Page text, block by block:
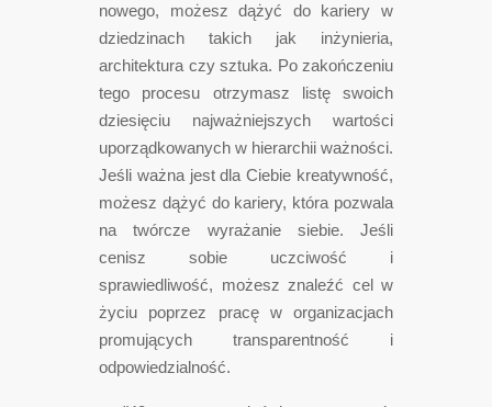
nowego, możesz dążyć do kariery w
dziedzinach takich jak inżynieria,
architektura czy sztuka. Po zakończeniu
tego procesu otrzymasz listę swoich
dziesięciu najważniejszych wartości
uporządkowanych w hierarchii ważności.
Jeśli ważna jest dla Ciebie kreatywność,
możesz dążyć do kariery, która pozwala
na twórcze wyrażanie siebie. Jeśli
cenisz sobie uczciwość i
sprawiedliwość, możesz znaleźć cel w
życiu poprzez pracę w organizacjach
promujących transparentność i
odpowiedzialność.